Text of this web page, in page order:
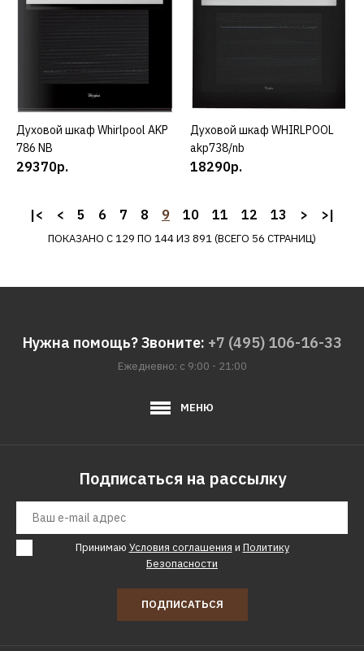
Духовой шкаф Whirlpool
AKP 742 IX
28090р.
ДОБАВИТЬ К СРАВНЕНИЮ
WHIRLPOOL
Духовой шкаф
КУПИТЬ
ДОБАВИТЬ В ПОЖЕЛАНИЯ
Духовой шкаф
WHIRLPOOL akp 745/wh
КУПИТЬ
Духовой шкаф Whirlpool AKP
786 NB
29370р.
КУПИТЬ
Духовой шкаф WHIRLPOOL
akp738/nb
18290р.
|< < 5 6 7 8 9 10 11 12 13 > >|
ПОКАЗАНО С 129 ПО 144 ИЗ 891 (ВСЕГО 56 СТРАНИЦ)
Нужна помощь? Звоните: +7 (495) 106-16-33
Ежедневно: с 9:00 - 21:00
МЕНЮ
Подписаться на рассылку
Принимаю Условия соглашения и Политику
Безопасности
ПОДПИСАТЬСЯ